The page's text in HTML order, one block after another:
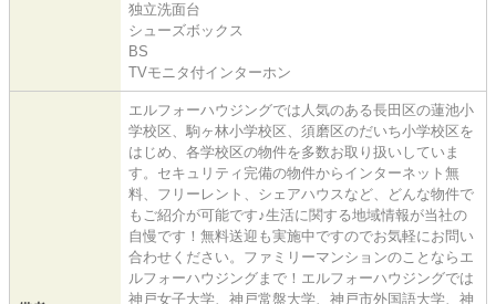
独立洗面台
シューズボックス
BS
TVモニタ付インターホン
エルフォーハウジングでは人気のある長田区の蓮池小
学校区、駒ヶ林小学校区、須磨区のだいち小学校区を
はじめ、各学校区の物件を多数お取り扱いしていま
す。セキュリティ完備の物件からインターネット無
料、フリーレント、シェアハウスなど、どんな物件で
もご紹介が可能です♪生活に関する地域情報が当社の
自慢です！無料送迎も実施中ですのでお気軽にお問い
合わせください。ファミリーマンションのことならエ
ルフォーハウジングまで！エルフォーハウジングでは
神戸女子大学、神戸常盤大学、神戸市外国語大学、神